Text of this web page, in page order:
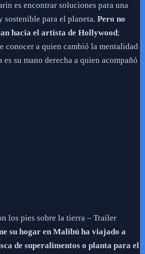
es encontrar soluciones para una
sostenible para el planeta. Pero no
hacia el artista de Hollywood;
conocer a quien cambió la mentalidad
es su mano derecha a quien acompañó
los pies sobre la tierra – Trailer
su hogar en Malibú ha viajado a
de superalimentos o planta para el